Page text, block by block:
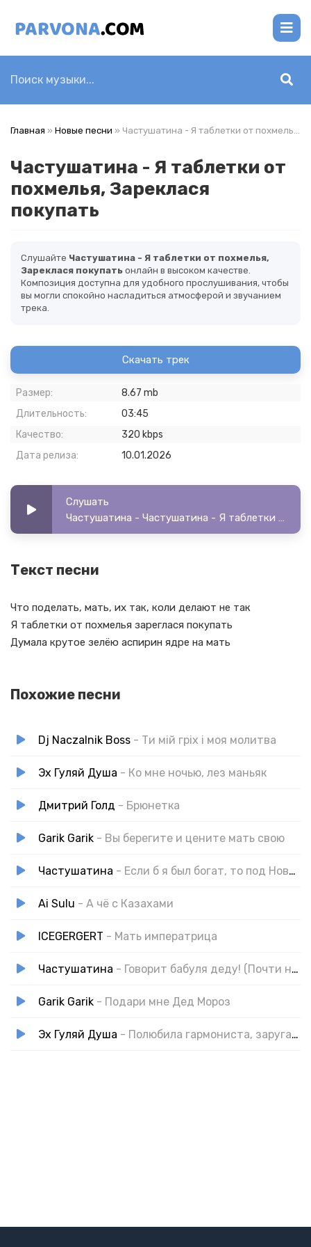
Главная » Новые песни » Частушатина - Я таблетки от похмелья, Зареклася покупать
Частушатина - Я таблетки от
похмелья, Зареклася
покупать
Слушайте Частушатина - Я таблетки от похмелья,
Зареклася покупать онлайн в высоком качестве.
Композиция доступна для удобного прослушивания, чтобы
вы могли спокойно насладиться атмосферой и звучанием
трека.
Скачать трек
Размер:
8.67 mb
Длительность:
03:45
Качество:
320 kbps
Дата релиза:
10.01.2026
Слушать
Частушатина - Частушатина - Я таблетки от похмелья, Зареклася покупать
Текст песни
Что поделать, мать, их так, коли делают не так
Я таблетки от похмелья зареглася покупать
Думала крутое зелёю аспирин ядре на мать
Похожие песни
Dj Naczalnik Boss - Ти мій гріх і моя молитва
Эх Гуляй Душа - Ко мне ночью, лез маньяк
Дмитрий Голд - Брюнетка
Garik Garik - Вы берегите и цените мать свою
Частушатина - Если б я был богат, то под Новый Год
Ai Sulu - А чё с Казахами
ICEGERGERT - Мать императрица
Частушатина - Говорит бабуля деду! (Почти немецкие частушки)
Garik Garik - Подари мне Дед Мороз
Эх Гуляй Душа - Полюбила гармониста, заругала меня мать